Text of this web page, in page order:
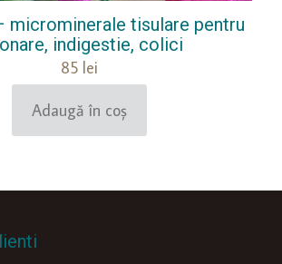
microminerale tisulare pentru
indigestie, colici
85 lei
Adaugă în coș